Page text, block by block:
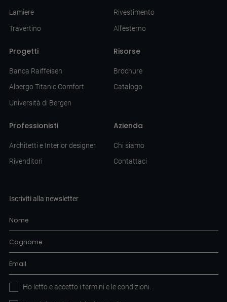
Lamiere
Travertino
Rivestimento
All'esterno
Progetti
Banca Raiffeisen
Albergo Titanic Comfort
Università di Bergen
Risorse
Brochure
Catalogo
Professionisti
Architetti e Interior designer
Rivenditori
Azienda
Chi siamo
Contattaci
Iscriviti alla newsletter
Ho letto e accetto i termini e le condizioni.